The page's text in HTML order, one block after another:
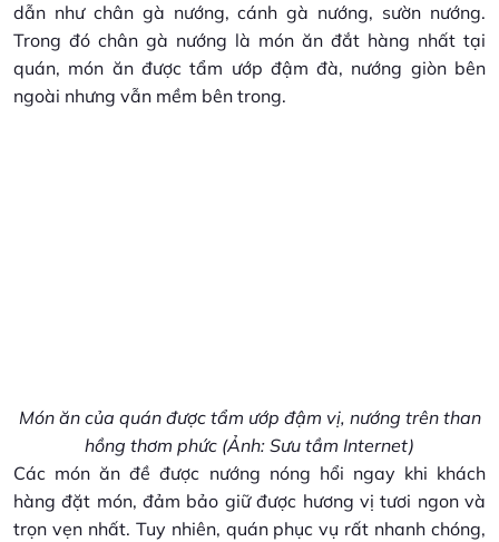
dẫn như chân gà nướng, cánh gà nướng, sườn nướng.
Trong đó chân gà nướng là món ăn đắt hàng nhất tại
quán, món ăn được tẩm ướp đậm đà, nướng giòn bên
ngoài nhưng vẫn mềm bên trong.
Món ăn của quán được tẩm ướp đậm vị, nướng trên than
hồng thơm phức (Ảnh: Sưu tầm Internet)
Các món ăn đề được nướng nóng hổi ngay khi khách
hàng đặt món, đảm bảo giữ được hương vị tươi ngon và
trọn vẹn nhất. Tuy nhiên, quán phục vụ rất nhanh chóng,